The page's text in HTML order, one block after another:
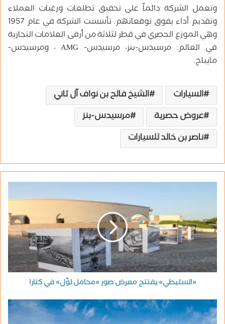
وتعمل الشركة دائماً على تحقيق تطلعات ورغبات العملاء
وتقديم أداء يفوق توقعاتهم. تأسست الشركة في عام 1957
وهي الموزع الحصري في قطر لثلاثة من أرقى العلامات التجارية
في العالم: مرسيدس-بنز، مرسيدس- AMG ، ومرسيدس-
مايباخ.
السيارات
الشيخ فالح بن نواف آل ثاني
عروض حصرية
مرسيدس-بنز
ناصر بن خالد للسيارات
«السليطي» يفتتح معرض صور «محامل لوّل» في كتارا